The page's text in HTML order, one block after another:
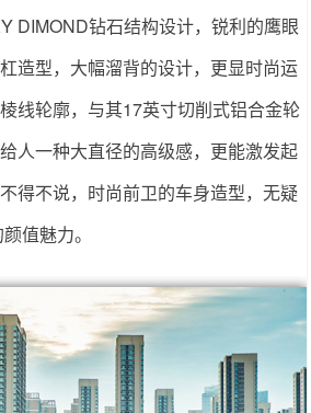
DIMOND钻石结构设计，锐利的鹰眼
造型，大幅溜背的设计，更显时尚运
线轮廓，与其17英寸切削式铝合金轮
人一种大直径的高级感，更能激发起
得不说，时尚前卫的车身造型，无疑
值魅力。